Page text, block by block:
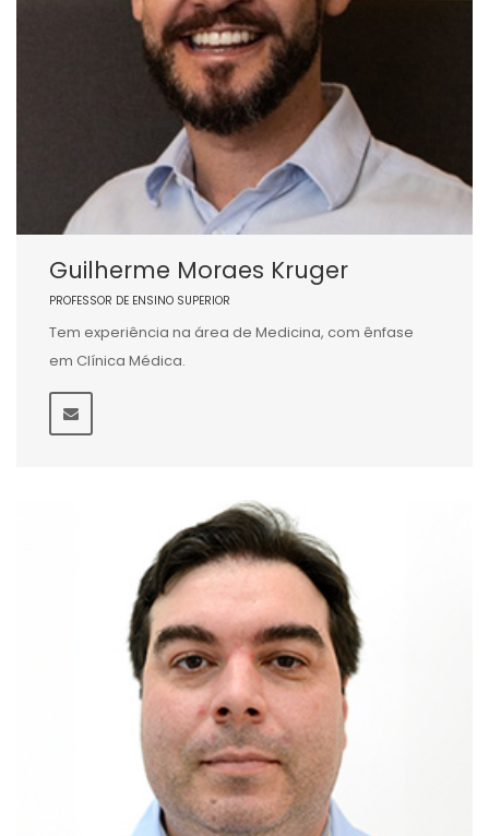
Guilherme Moraes Kruger
PROFESSOR DE ENSINO SUPERIOR
Tem experiência na área de Medicina, com ênfase
em Clínica Médica.